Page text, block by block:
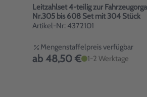
Leitzahlset 4-teilig zur
Nr.305 bis 608 Set mit 304 Stück
Artikel-Nr: 4372101
Mengenstaffelpreis verfügbar
ab 48,50 € 1-2 Werktage